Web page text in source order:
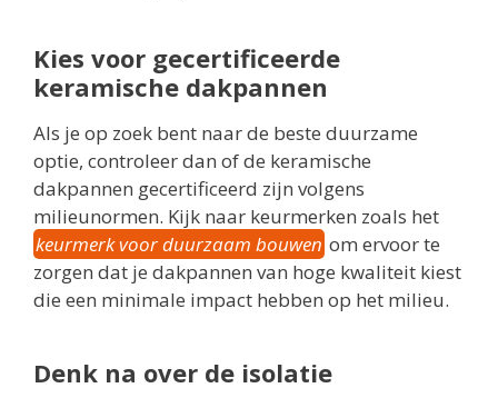
Kies voor gecertificeerde
keramische dakpannen
Als je op zoek bent naar de beste duurzame
optie, controleer dan of de keramische
dakpannen gecertificeerd zijn volgens
milieunormen. Kijk naar keurmerken zoals het
keurmerk voor duurzaam bouwen om ervoor te
zorgen dat je dakpannen van hoge kwaliteit kiest
die een minimale impact hebben op het milieu.
Denk na over de isolatie